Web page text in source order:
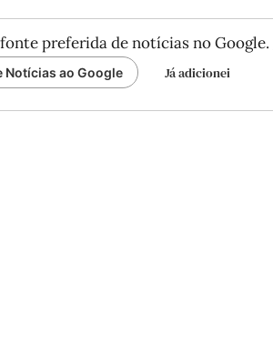
preferida de notícias no Google.
Notícias ao Google Já adicionei